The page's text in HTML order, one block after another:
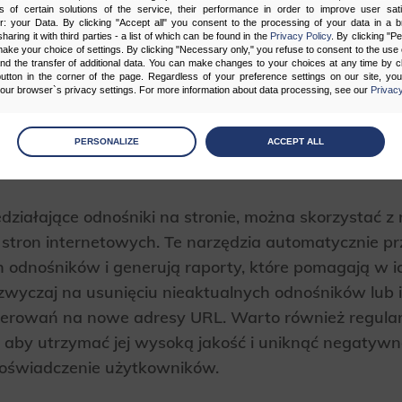
of certain solutions of the service, their performance in order to improve user
your Data. By clicking "Accept all" you consent to the processing of your data in a
it with third parties - a list of which can be found in the Privacy Policy. By clicking
your choice of settings. By clicking "Necessary only," you refuse to consent to the use
the transfer of additional data. You can make changes to your choices at any time by
in the corner of the page. Regardless of your preference settings on our site,
browser`s privacy settings. For more information about data processing, see our
preferences
the consents of your choice
scripts and data stored on the end device contribute to the security and usability of the website by
functions such as site navigation and access to specific areas of the website. The website cannot
this group.
used to personalize your use of our website and to remember choices you make while using our
may use functional cookies to remember your language preferences or to remember your login
PERSONALIZE ACCEPT ALL
niedziałające odnośniki wpływają negatywnie na
odbierać stronę jako niewiarygodną lub
i naprawa broken
odnośniki na stronie, można skorzystać z
internetowych. Te narzędzia automatycznie
odnośników i generują raporty, które pomagają w
na usunięciu nieaktualnych odnośników lub
na nowe adresy URL. Warto również
utrzymać jej wysoką jakość i uniknąć
użytkowników.